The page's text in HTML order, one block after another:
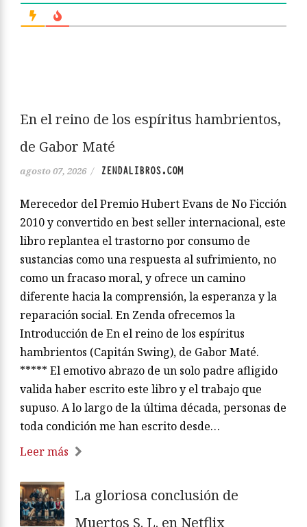
En el reino de los espíritus hambrientos,
de Gabor Maté
agosto 07, 2026 / ZENDALIBROS.COM
Merecedor del Premio Hubert Evans de No Ficción
2010 y convertido en best seller internacional, este
libro replantea el trastorno por consumo de
sustancias como una respuesta al sufrimiento, no
como un fracaso moral, y ofrece un camino
diferente hacia la comprensión, la esperanza y la
reparación social. En Zenda ofrecemos la
Introducción de En el reino de los espíritus
hambrientos (Capitán Swing), de Gabor Maté.
***** El emotivo abrazo de un solo padre afligido
valida haber escrito este libro y el trabajo que
supuso. A lo largo de la última década, personas de
toda condición me han escrito desde…
Leer más
La gloriosa conclusión de
Muertos S. L. en Netflix